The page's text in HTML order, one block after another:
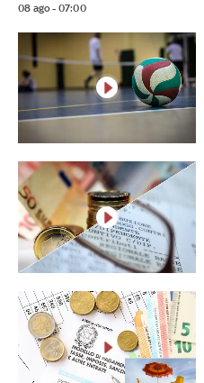
08 ago - 07:00